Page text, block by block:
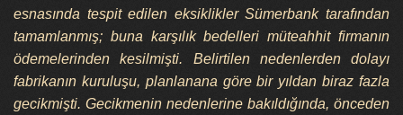
esnasında tespit edilen eksiklikler Sümerbank tarafından
tamamlanmış; buna karşılık bedelleri müteahhit firmanın
ödemelerinden kesilmişti. Belirtilen nedenlerden dolayı
fabrikanın kuruluşu, planlanana göre bir yıldan biraz fazla
gecikmişti. Gecikmenin nedenlerine bakıldığında, önceden